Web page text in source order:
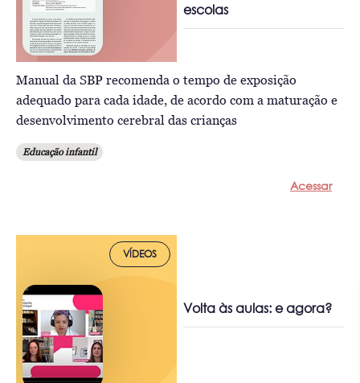
escolas
Manual da SBP recomenda o tempo de exposição
adequado para cada idade, de acordo com a maturação e
desenvolvimento cerebral das crianças
Educação infantil
Acessar
VÍDEOS
Volta às aulas: e agora?